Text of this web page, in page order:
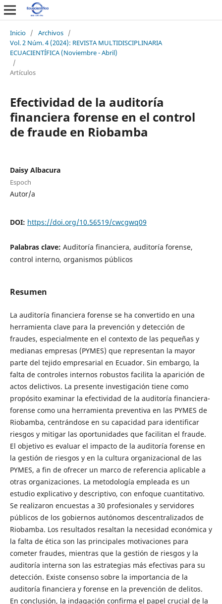
Inicio / Archivos /
Vol. 2 Núm. 4 (2024): REVISTA MULTIDISCIPLINARIA
ECUACIENTÍFICA (Noviembre - Abril)
/
Artículos
Efectividad de la auditoría
financiera forense en el control
de fraude en Riobamba
Daisy Albacura
Espoch
Autor/a
DOI: https://doi.org/10.56519/cwcgwq09
Palabras clave: Auditoría financiera, auditoría forense,
control interno, organismos públicos
Resumen
La auditoría financiera forense se ha convertido en una
herramienta clave para la prevención y detección de
fraudes, especialmente en el contexto de las pequeñas y
medianas empresas (PYMES) que representan la mayor
parte del tejido empresarial en Ecuador. Sin embargo, la
falta de controles internos robustos facilita la aparición de
actos delictivos. La presente investigación tiene como
propósito examinar la efectividad de la auditoría financiera-
forense como una herramienta preventiva en las PYMES de
Riobamba, centrándose en su capacidad para identificar
riesgos y mitigar las oportunidades que facilitan el fraude.
El objetivo es evaluar el impacto de la auditoría forense en
la gestión de riesgos y en la cultura organizacional de las
PYMES, a fin de ofrecer un marco de referencia aplicable a
otras organizaciones. La metodología empleada es un
estudio explicativo y descriptivo, con enfoque cuantitativo.
Se realizaron encuestas a 30 profesionales y servidores
públicos de los gobiernos autónomos descentralizados de
Riobamba. Los resultados resaltan la necesidad económica y
la falta de ética son las principales motivaciones para
cometer fraudes, mientras que la gestión de riesgos y la
auditoría interna son las estrategias más efectivas para su
detección. Existe consenso sobre la importancia de la
auditoría financiera y forense en la prevención de delitos.
En conclusión, la indagación confirma el papel crucial de la